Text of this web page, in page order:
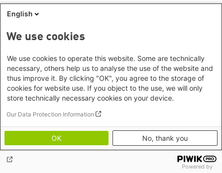
Erste SeiteVorherige Seite
Page
3 Page
4 Aktuelle Seite
5 Page
6 Page
7 Nächste SeiteLetzte Seite
Footer menu
Impressum
Erklärung zur Barrierefreiheit
English
We use cookies
We use cookies to operate this website. Some are technically
necessary, others help us to analyse the use of the website and
thus improve it. By clicking "OK", you agree to the storage of
cookies for website use. If you object to the use, we will only
store technically necessary cookies on your device.
Our Data Protection Information
OK No, thank you
Powered by